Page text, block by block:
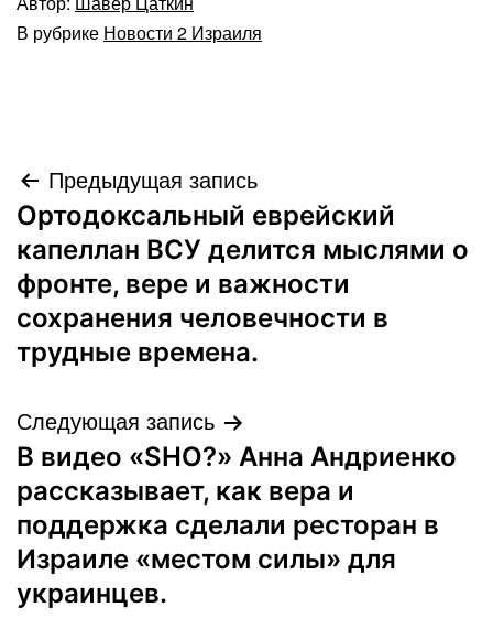
В рубрике Новости 2 Израиля
Навигация
по
записям
Предыдущая запись
Ортодоксальный еврейский
капеллан ВСУ делится мыслями о
фронте, вере и важности
сохранения человечности в
трудные времена.
Следующая запись
В видео «SHO?» Анна Андриенко
рассказывает, как вера и
поддержка сделали ресторан в
Израиле «местом силы» для
украинцев.